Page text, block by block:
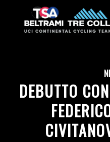
DEBUTTO